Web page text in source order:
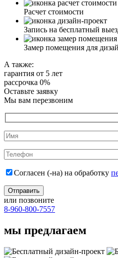
Расчет стоимости
Запись на бесплатный
Замер помещения для
А также:
гарантия от 5 лет
рассрочка 0%
Оставьте заявку
Мы вам перезвоним
Согласен (-на) на обработку
или позвоните
8-960-800-7557
мы предлагаем